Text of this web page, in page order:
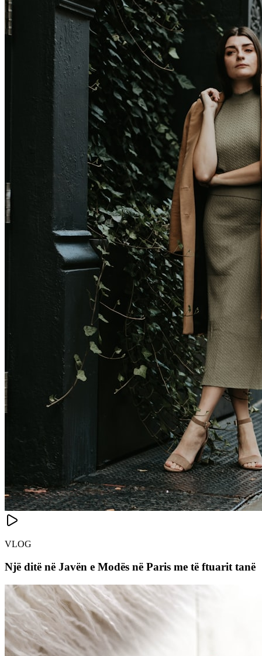
VLOG
Një ditë në Javën e Modës në Paris me të ftuarit tanë